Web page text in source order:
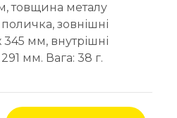
товщина металу
зовнішні
345 мм, внутрішні
мм. Вага: 38 г.